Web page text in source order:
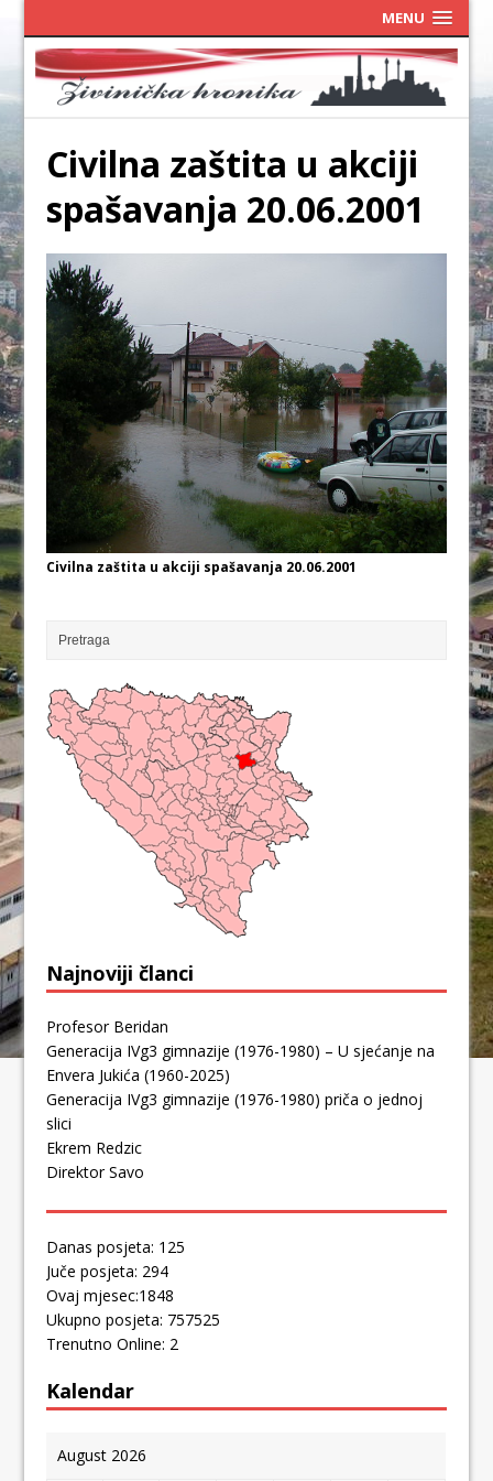
MENU
Civilna zaštita u akciji
spašavanja 20.06.2001
Civilna zaštita u akciji spašavanja 20.06.2001
Najnoviji članci
Profesor Beridan
Generacija IVg3 gimnazije (1976-1980) – U sjećanje na
Envera Jukića (1960-2025)
Generacija IVg3 gimnazije (1976-1980) priča o jednoj
slici
Ekrem Redzic
Direktor Savo
Danas posjeta: 125
Juče posjeta: 294
Ovaj mjesec:1848
Ukupno posjeta: 757525
Trenutno Online: 2
Kalendar
August 2026